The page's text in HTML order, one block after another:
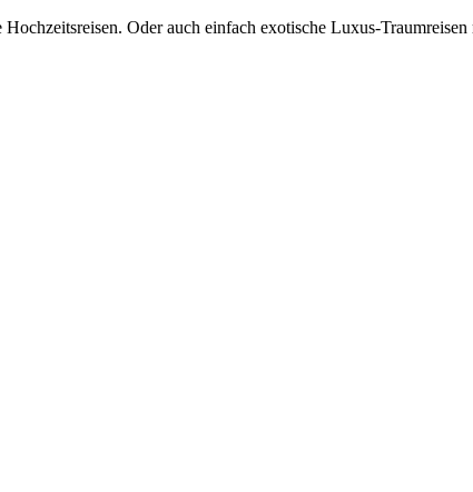
Hochzeitsreisen. Oder auch einfach exotische Luxus-